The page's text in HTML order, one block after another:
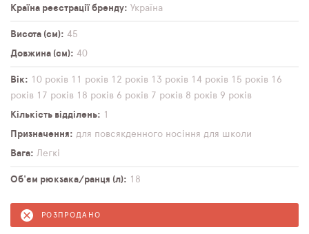
Країна реєстрації бренду Україна
Висота (см)
45
Довжина (см)
40
Вік 10 років 11 років 12 років 13 років 14 років 15 років 16
років 17 років 18 років 6 років 7 років 8 років 9 років
Кількість відділень
1
Призначення
для повсякденного носіння для школи
Вага
Легкі
Об'єм рюкзака/ранця (л) 18
РОЗПРОДАНО